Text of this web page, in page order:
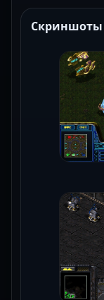
Скриншоты